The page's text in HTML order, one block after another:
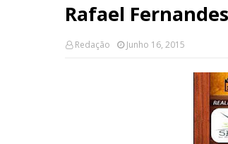
Rafael Fernandes
Redação Junho 16, 2015